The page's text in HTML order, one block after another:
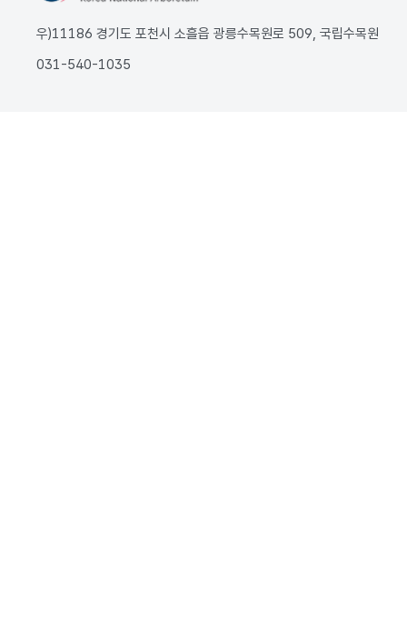
우)11186 경기도 포천시 소흘읍 광릉수목원로 509, 국립수목원
031-540-1035